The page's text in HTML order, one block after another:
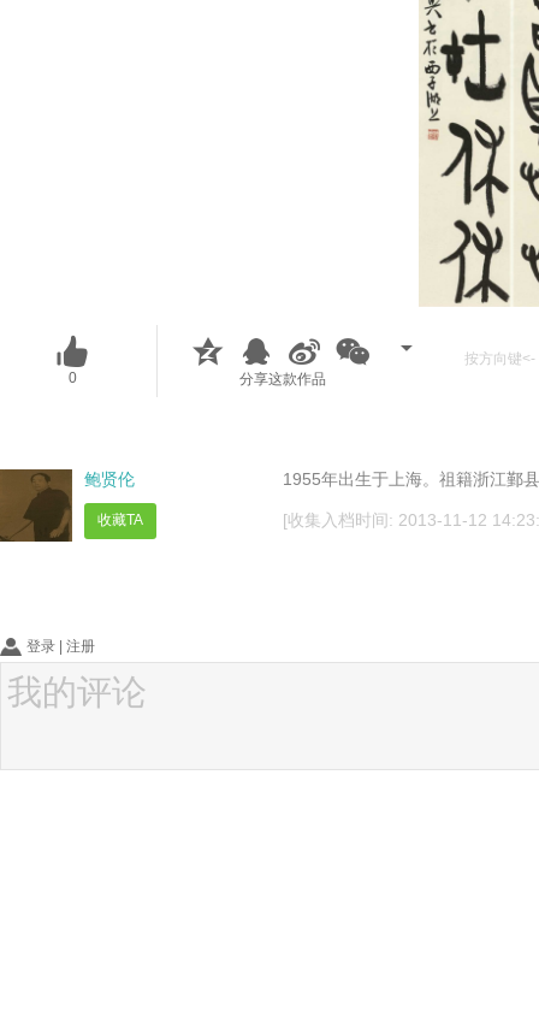
0 分享这款作品
按方向键
1955年出生于上海。祖籍浙江鄞
[收集入档时间: 2013-11-12
鲍贤伦
收藏TA
登录 注册